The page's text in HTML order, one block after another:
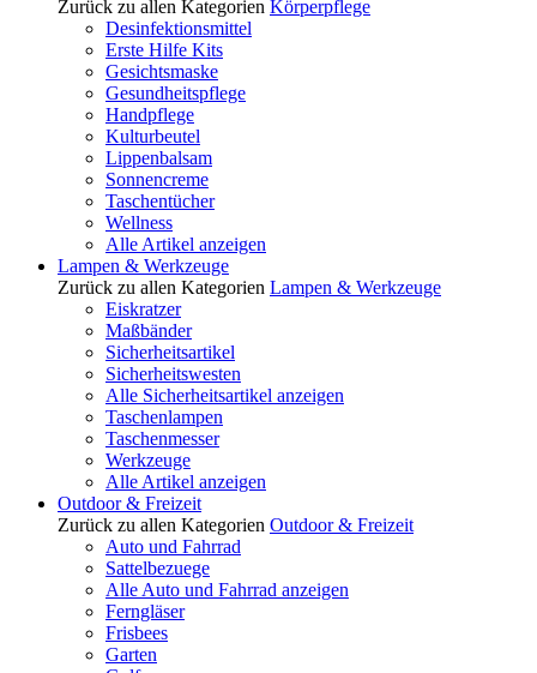
Zurück zu allen Kategorien Körperpflege
Desinfektionsmittel
Erste Hilfe Kits
Gesichtsmaske
Gesundheitspflege
Handpflege
Kulturbeutel
Lippenbalsam
Sonnencreme
Taschentücher
Wellness
Alle Artikel anzeigen
Lampen & Werkzeuge
Zurück zu allen Kategorien Lampen & Werkzeuge
Eiskratzer
Maßbänder
Sicherheitsartikel
Sicherheitswesten
Alle Sicherheitsartikel anzeigen
Taschenlampen
Taschenmesser
Werkzeuge
Alle Artikel anzeigen
Outdoor & Freizeit
Zurück zu allen Kategorien Outdoor & Freizeit
Auto und Fahrrad
Sattelbezuege
Alle Auto und Fahrrad anzeigen
Ferngläser
Frisbees
Garten